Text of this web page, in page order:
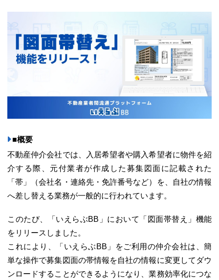
ホームページ制作実績
ニュース一覧 お役立ちブログ 資料ダウンロード
特長 サービス一覧
■概要
不動産仲介会社では、入居希望者や購入希望者に物件を紹
介する際、元付業者が作成した募集図面に記載された
「帯」（会社名・連絡先・免許番号など）を、自社の情報
へ差し替える業務が一般的に行われています。
このたび、「いえらぶBB」において「図面帯替え」機能
をリリースしました。
これにより、「いえらぶBB」をご利用の仲介会社は、簡
単な操作で募集図面の帯情報を自社の情報に変更してダウ
ンロードすることができるようになり、業務効率化につな